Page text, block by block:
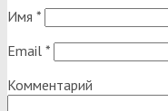
Имя *
Email *
Комментарий